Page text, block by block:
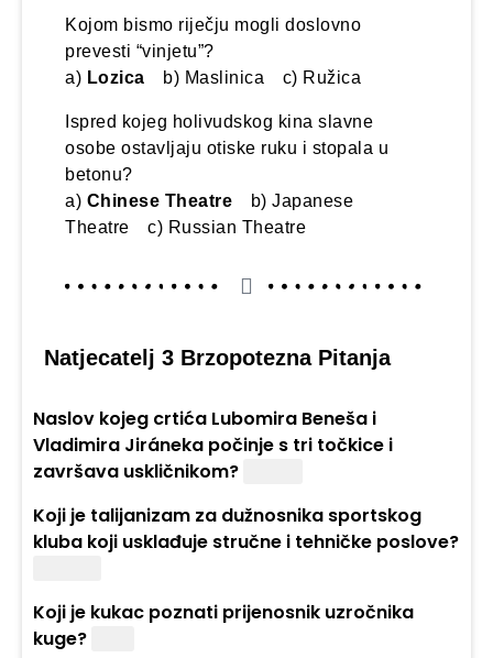
Kojom bismo riječju mogli doslovno
prevesti “vinjetu”?
a) Lozica b) Maslinica c) Ružica
Ispred kojeg holivudskog kina slavne
osobe ostavljaju otiske ruku i stopala u
betonu?
a) Chinese Theatre b) Japanese
Theatre c) Russian Theatre
Natjecatelj 3 Brzopotezna Pitanja
Naslov kojeg crtića Lubomira Beneša i
Vladimira Jiráneka počinje s tri točkice i
završava uskličnikom?
Koji je talijanizam za dužnosnika sportskog
kluba koji usklađuje stručne i tehničke poslove?
Koji je kukac poznati prijenosnik uzročnika
kuge?